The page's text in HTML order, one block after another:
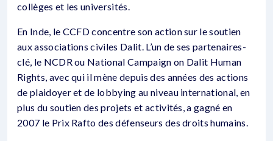
collèges et les universités.
En Inde, le CCFD concentre son action sur le soutien
aux associations civiles Dalit. L’un de ses partenaires-
clé, le NCDR ou National Campaign on Dalit Human
Rights, avec qui il mène depuis des années des actions
de plaidoyer et de lobbying au niveau international, en
plus du soutien des projets et activités, a gagné en
2007 le Prix Rafto des défenseurs des droits humains.